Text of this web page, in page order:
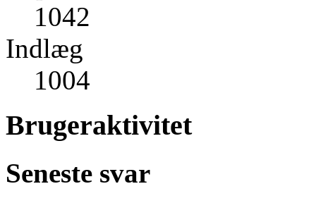
1042
Indlæg
1004
Brugeraktivitet
Seneste svar